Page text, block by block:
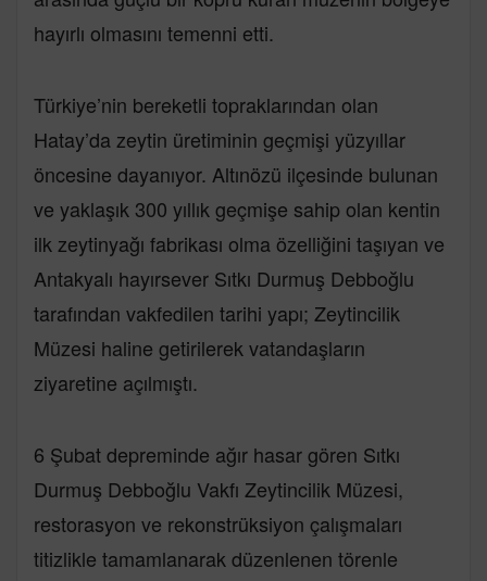
hayırlı olmasını temenni etti.
Türkiye’nin bereketli topraklarından olan
Hatay’da zeytin üretiminin geçmişi yüzyıllar
öncesine dayanıyor. Altınözü ilçesinde bulunan
ve yaklaşık 300 yıllık geçmişe sahip olan kentin
ilk zeytinyağı fabrikası olma özelliğini taşıyan ve
Antakyalı hayırsever Sıtkı Durmuş Debboğlu
tarafından vakfedilen tarihi yapı; Zeytincilik
Müzesi haline getirilerek vatandaşların
ziyaretine açılmıştı.
6 Şubat depreminde ağır hasar gören Sıtkı
Durmuş Debboğlu Vakfı Zeytincilik Müzesi,
restorasyon ve rekonstrüksiyon çalışmaları
titizlikle tamamlanarak düzenlenen törenle